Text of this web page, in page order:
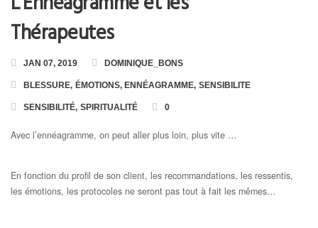
Thérapeutes
JAN 07, 2019 DOMINIQUE_BONS
BLESSURE, ÉMOTIONS, ENNÉAGRAMME, SENSIBILITE
SENSIBILITÉ, SPIRITUALITÉ 0
Avec l’ennéagramme, on peut aller plus loin, plus vite …
En fonction du profil de son client, les recommandations, les ressentis,
les émotions, les protocoles ne seront pas tout à fait les mêmes…